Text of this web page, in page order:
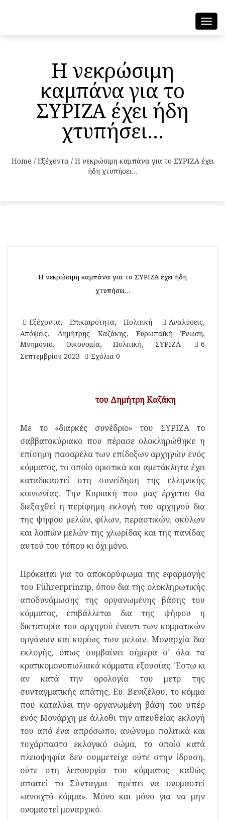
Η νεκρώσιμη
καμπάνα για το
ΣΥΡΙΖΑ έχει ήδη
χτυπήσει…
Home / Εξέχοντα / Η νεκρώσιμη καμπάνα για το ΣΥΡΙΖΑ έχει
ήδη χτυπήσει…
Η νεκρώσιμη καμπάνα για το ΣΥΡΙΖΑ έχει ήδη
χτυπήσει…
Εξέχοντα, Επικαιρότητα,Πολιτική Αναλύσεις,
Απόψεις, Δημήτρης Καζάκης, Ευρωπαϊκή Ένωση,
Μνημόνιο, Οικονομία, Πολιτική, ΣΥΡΙΖΑ
6
Σεπτεμβρίου 2023
Σχόλια 0
του Δημήτρη Καζάκη
Με το «διαρκές συνέδριο» του ΣΥΡΙΖΑ το
σαββατοκύριακο που πέρασε ολοκληρώθηκε η
επίσημη πασαρέλα των επίδοξων αρχηγών ενός
κόμματος, το οποίο οριστικά και αμετάκλητα έχει
καταδικαστεί στη συνείδηση της ελληνικής
κοινωνίας. Την Κυριακή που μας έρχεται θα
διεξαχθεί η περίφημη εκλογή του αρχηγού δια
της ψήφου μελών, φίλων, περαστικών, σκύλων
και λοιπών μελών της χλωρίδας και της πανίδας
αυτού του τόπου κι όχι μόνο.
Πρόκειται για το αποκορύφωμα της εφαρμογής
του Führerprinzip, όπου δια της ολοκληρωτικής
αποδυνάμωσης της οργανωμένης βάσης του
κόμματος, επιβάλλεται δια της ψήφου η
δικτατορία του αρχηγού έναντι των κομματικών
οργάνων και κυρίως των μελών. Μοναρχία δια
εκλογής, όπως συμβαίνει σήμερα σ’ όλα τα
κρατικομονοπωλιακά κόμματα εξουσίας. Έστω κι
αν κατά την ορολογία του μετρ της
συνταγματικής απάτης, Ευ. Βενιζέλου, το κόμμα
που καταλύει την οργανωμένη βάση του υπέρ
ενός Μονάρχη με άλλοθι την απευθείας εκλογή
του από ένα απρόσωπο, ανώνυμο πολιτικά και
τυχάρπαστο εκλογικό σώμα, το οποίο κατά
πλειοψηφία δεν συμμετείχε ούτε στην ίδρυση,
ούτε στη λειτουργία του κόμματος -καθώς
απαιτεί το Σύνταγμα- πρέπει να ονομαστεί
«ανοιχτό κόμμα». Μόνο και μόνο για να μην
ονομαστεί μοναρχικό.